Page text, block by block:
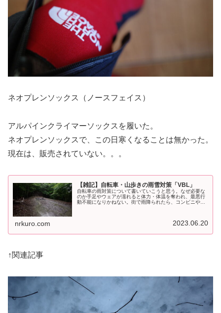
ネオプレンソックス（ノースフェイス）
アルパインクライマーソックスを履いた。
ネオプレンソックスで、この日寒くなることは無かった。
現在は、販売されていない。。。
【雑記】自転車・山歩きの雨雪対策「VBL」
自転車の雨対策について書いていこうと思う。なぜ必要な
のか手足やウェアが濡れると体力・体温を奪われ、最悪行
動不能になりかねない。街で雨降られたら、コンビニやホ
nrkuro.com 2023.06.20
↑関連記事